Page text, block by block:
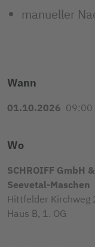
manueller
Wann
01.10.2026 09:00
Wo
SCHROIFF GmbH
Seevetal-Maschen
Hittfelder
Haus B, 1. OG